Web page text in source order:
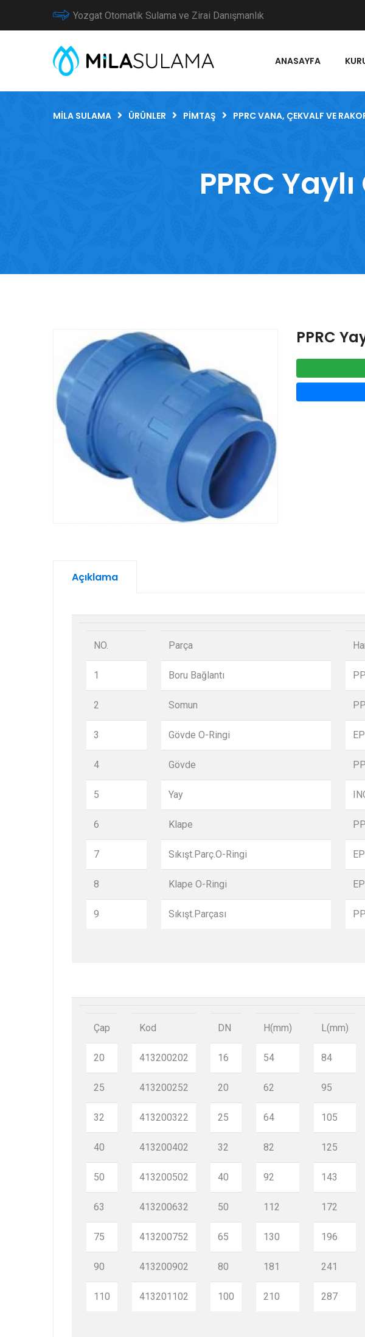
Yozgat Otomatik Sulama ve Zirai Danışmanlık
ANASAYFA
MILA SULAMA ÜRÜNLER PIMTAŞ PPRC VANA, ÇEKVALF VE
PPRC
PPRC
Açıklama
NO.
1
2
3
4
5
6
7
8
9
Parça
Boru Bağlantı
Somun
Gövde O-Ringi
Gövde
Yay
Klape
Sıkışt.Parç.O-Ringi
Klape O-Ringi
Sıkışt.Parçası
PP
PP
PP
PP
PP
Çap
20
25
32
40
50
63
75
90
110
Kod
413200202
413200252
413200322
413200402
413200502
413200632
413200752
413200902
413201102
DN
16
20
25
32
40
50
65
80
100
H(mm)
54
62
64
82
92
112
130
181
210
L(mm)
84
95
105
125
143
172
196
241
287